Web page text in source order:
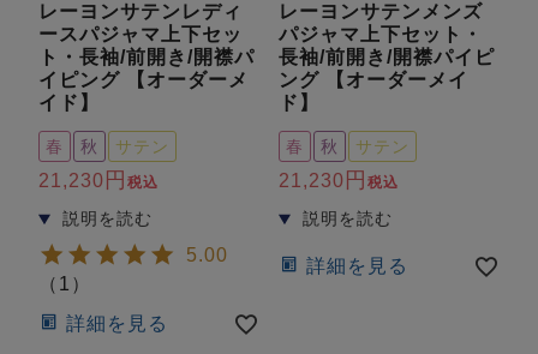
レーヨンサテンレディ
ースパジャマ上下セッ
ト・長袖/前開き/開襟パ
イピング 【オーダーメ
イド】
春 秋 サテン
21,230 税込
5.00
（ 1 ）
詳細を見る
レーヨンサテンメンズ
パジャマ上下セット・
長袖/前開き/開襟パイピ
ング 【オーダーメイ
ド】
春 秋 サテン
21,230 税込
詳細を見る